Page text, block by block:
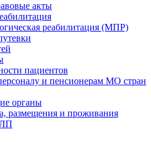
акты
реабилитация (МПР)
пациентов
и пенсионерам МО стран
органы
размещения и проживания